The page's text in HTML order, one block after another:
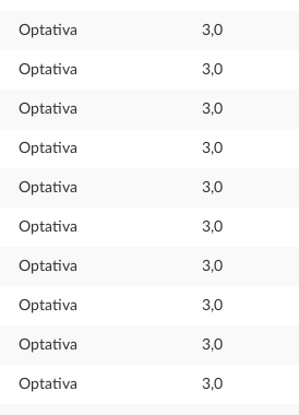
Optativa 3,0
Optativa 3,0
Optativa 3,0
Optativa 3,0
Optativa 3,0
Optativa 3,0
Optativa 3,0
Optativa 3,0
Optativa 3,0
Optativa 3,0